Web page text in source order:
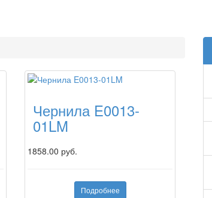
Чернила E0013-
01LM
1858.00 руб.
Подробнее